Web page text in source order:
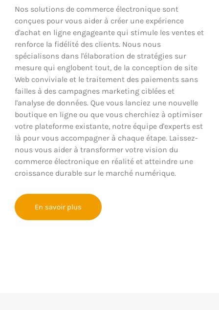
Nos solutions de commerce électronique sont
conçues pour vous aider à créer une expérience
d'achat en ligne engageante qui stimule les ventes et
renforce la fidélité des clients. Nous nous
spécialisons dans l'élaboration de stratégies sur
mesure qui englobent tout, de la conception de site
Web conviviale et le traitement des paiements sans
failles à des campagnes marketing ciblées et
l'analyse de données. Que vous lanciez une nouvelle
boutique en ligne ou que vous cherchiez à optimiser
votre plateforme existante, notre équipe d'experts est
là pour vous accompagner à chaque étape. Laissez-
nous vous aider à transformer votre vision du
commerce électronique en réalité et atteindre une
croissance durable sur le marché numérique.
En savoir plus